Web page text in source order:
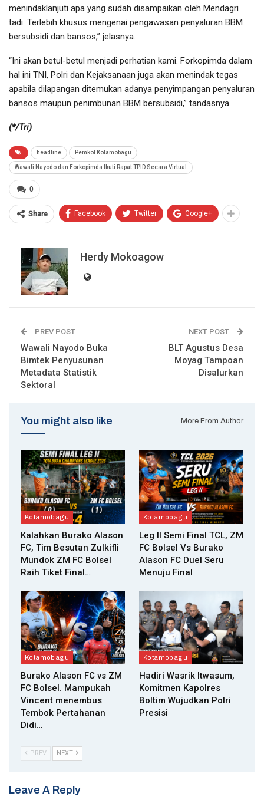
menindaklanjuti apa yang sudah disampaikan oleh Mendagri
tadi. Terlebih khusus mengenai pengawasan penyaluran BBM
bersubsidi dan bansos,” jelasnya.
“Ini akan betul-betul menjadi perhatian kami. Forkopimda dalam
hal ini TNI, Polri dan Kejaksanaan juga akan menindak tegas
apabila dilapangan ditemukan adanya penyimpangan penyaluran
bansos maupun penimbunan BBM bersubsidi,” tandasnya.
(*/Tri)
headline Pemkot Kotamobagu
Wawali Nayodo dan Forkopimda Ikuti Rapat TPID Secara Virtual
0
Share Facebook Twitter Google+
Herdy Mokoagow
PREV POST
Wawali Nayodo Buka
Bimtek Penyusunan
Metadata Statistik
Sektoral
NEXT POST
BLT Agustus Desa
Moyag Tampoan
Disalurkan
You might also like More From Author
Kotamobagu
Kalahkan Burako Alason
FC, Tim Besutan Zulkifli
Mundok ZM FC Bolsel
Raih Tiket Final…
Kotamobagu
Leg II Semi Final TCL, ZM
FC Bolsel Vs Burako
Alason FC Duel Seru
Menuju Final
Kotamobagu
Burako Alason FC vs ZM
FC Bolsel. Mampukah
Vincent menembus
Tembok Pertahanan
Didi…
Kotamobagu
Hadiri Wasrik Itwasum,
Komitmen Kapolres
Boltim Wujudkan Polri
Presisi
PREV NEXT
Leave A Reply